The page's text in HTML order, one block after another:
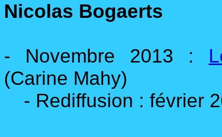
Nicolas Bogaerts
- Novembre 2013 :
(Carine Mahy)
- Rediffusion : février